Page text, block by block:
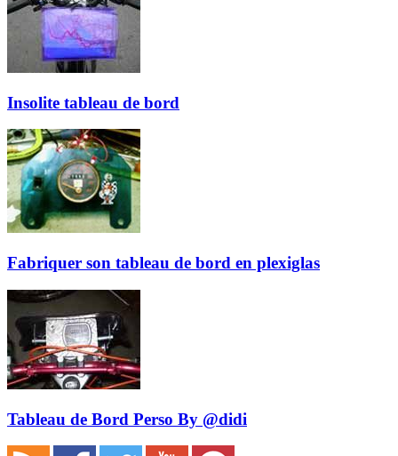
Insolite tableau de bord
Fabriquer son tableau de bord en plexiglas
Tableau de Bord Perso By @didi